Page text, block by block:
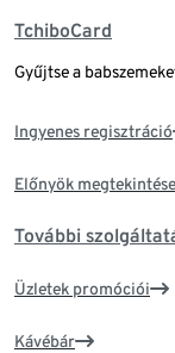
TchiboCard
Gyűjtse a
Ingyenes regisztráció
Előnyök megtekintése
További
Üzletek promóciói
Kávébár